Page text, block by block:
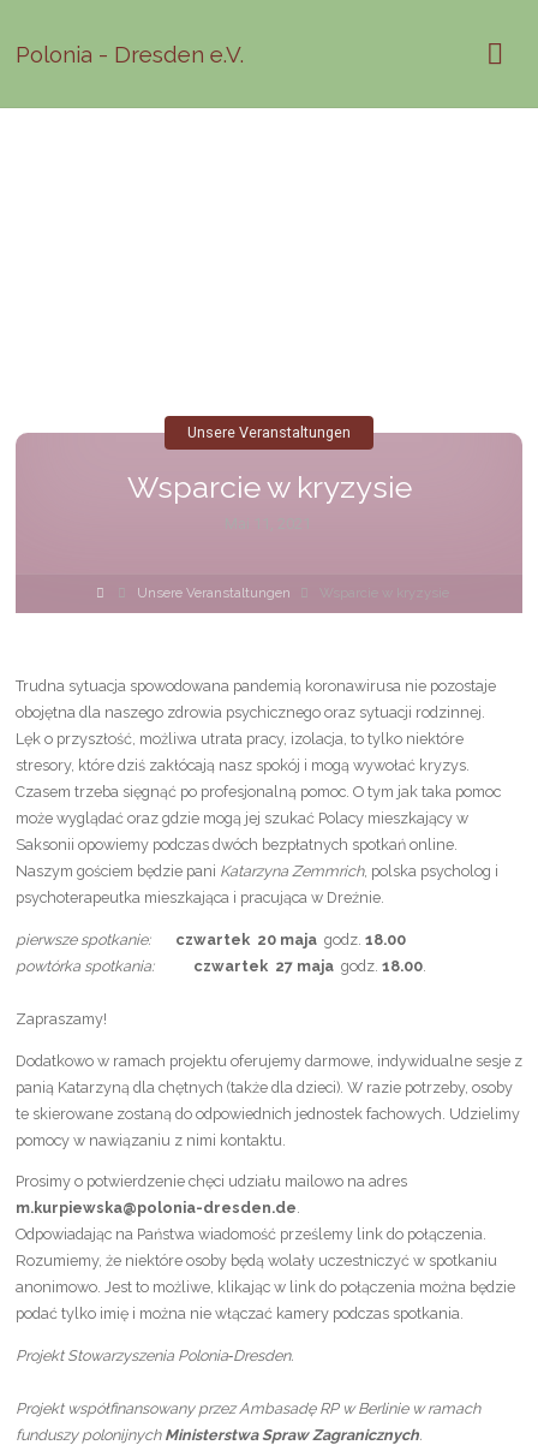
Polonia - Dresden e.V.
Wsparcie w kryzysie
Unsere Veranstaltungen
HomeUnsere Veranstaltungen Wsparcie w kryzysie
Trudna sytuacja spowodowana pandemią koronawirusa nie pozostaje
obojętna dla naszego zdrowia psychicznego oraz sytuacji rodzinnej.
Lęk o przyszłość, możliwa utrata pracy, izolacja, to tylko niektóre
stresory, które dziś zakłócają nasz spokój i mogą wywołać kryzys.
Czasem trzeba sięgnąć po profesjonalną pomoc. O tym jak taka pomoc
może wyglądać oraz gdzie mogą jej szukać Polacy mieszkający w
Saksonii opowiemy podczas dwóch bezpłatnych spotkań online.
Naszym gościem będzie pani Katarzyna Zemmrich, polska psycholog i
psychoterapeutka mieszkająca i pracująca w Dreźnie.
pierwsze spotkanie: czwartek 20 majagodz. 18.00
powtórka spotkania:
czwartek 27 maja godz. 18.00.
Zapraszamy!
Dodatkowo w ramach projektu oferujemy darmowe, indywidualne sesje z
panią Katarzyną dla chętnych (także dla dzieci). W razie potrzeby, osoby
te skierowane zostaną do odpowiednich jednostek fachowych. Udzielimy
pomocy w nawiązaniu z nimi kontaktu.
Prosimy o potwierdzenie chęci udziału mailowo na adres
m.kurpiewska@polonia-dresden.de.
Odpowiadając na Państwa wiadomość prześlemy link do połączenia.
Rozumiemy, że niektóre osoby będą wolały uczestniczyć w spotkaniu
anonimowo. Jest to możliwe, klikając w link do połączenia można będzie
podać tylko imię i można nie włączać kamery podczas spotkania.
Projekt Stowarzyszenia Polonia‑Dresden.
Projekt współfinansowany przez Ambasadę RP w Berlinie w ramach
funduszy polonijnych Ministerstwa Spraw Zagranicznych.